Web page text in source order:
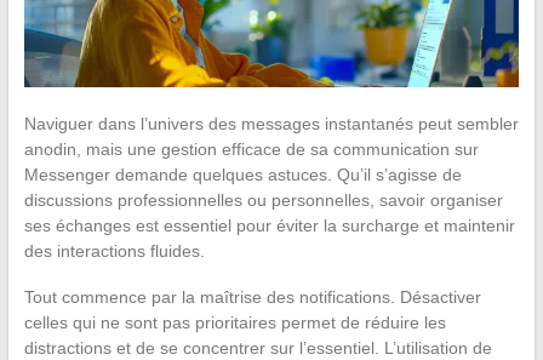
Naviguer dans l’univers des messages instantanés peut sembler
anodin, mais une gestion efficace de sa communication sur
Messenger demande quelques astuces. Qu’il s’agisse de
discussions professionnelles ou personnelles, savoir organiser
ses échanges est essentiel pour éviter la surcharge et maintenir
des interactions fluides.
Tout commence par la maîtrise des notifications. Désactiver
celles qui ne sont pas prioritaires permet de réduire les
distractions et de se concentrer sur l’essentiel. L’utilisation de